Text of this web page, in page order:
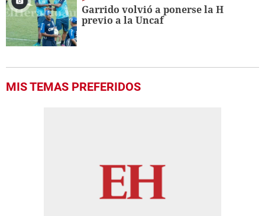
Garrido volvió a ponerse la H
previo a la Uncaf
MIS TEMAS PREFERIDOS